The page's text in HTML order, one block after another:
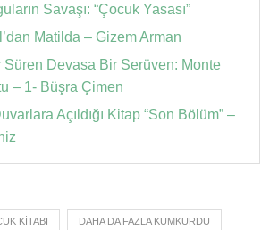
Savaşı: “Çocuk Yasası”
Matilda – Gizem Arman
Süren Devasa Bir Serüven: Monte
– 1- Büşra Çimen
Açıldığı Kitap “Son Bölüm” –
KITABI DAHA DA FAZLA KUMKURDU